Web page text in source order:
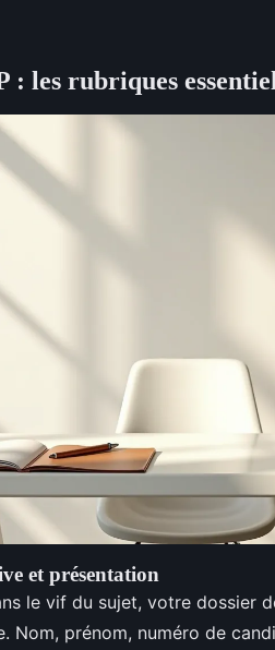
: les rubriques
et présentation
le vif du sujet, votre dossier
Nom, prénom, numéro de